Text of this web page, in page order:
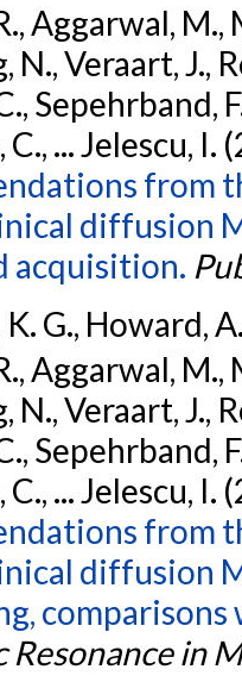
Aggarwal, M.,
N., Veraart, J.,
Sepehrband,
... Jelescu, I.
from
diffusion
acquisition.
G., Howard,
Aggarwal, M.,
N., Veraart, J.,
Sepehrband,
... Jelescu, I.
from
diffusion
Resonance in